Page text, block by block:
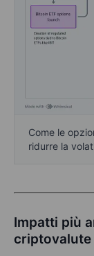
Come le
ridurre la
Impatti più
criptovalute